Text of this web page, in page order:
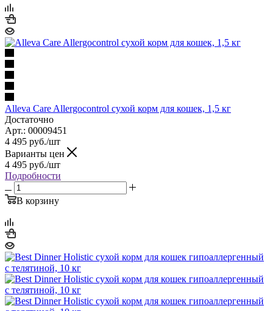
Alleva Care Allergocontrol сухой корм для кошек, 1,5 кг
Достаточно
Арт.: 00009451
4 495 руб./шт
Варианты цен
4 495 руб./шт
Подробности
В корзину